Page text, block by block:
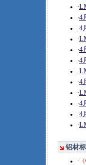
·
·4
·4
·
·4
·4
·
·4
·
·4
·4
·
铝材
·